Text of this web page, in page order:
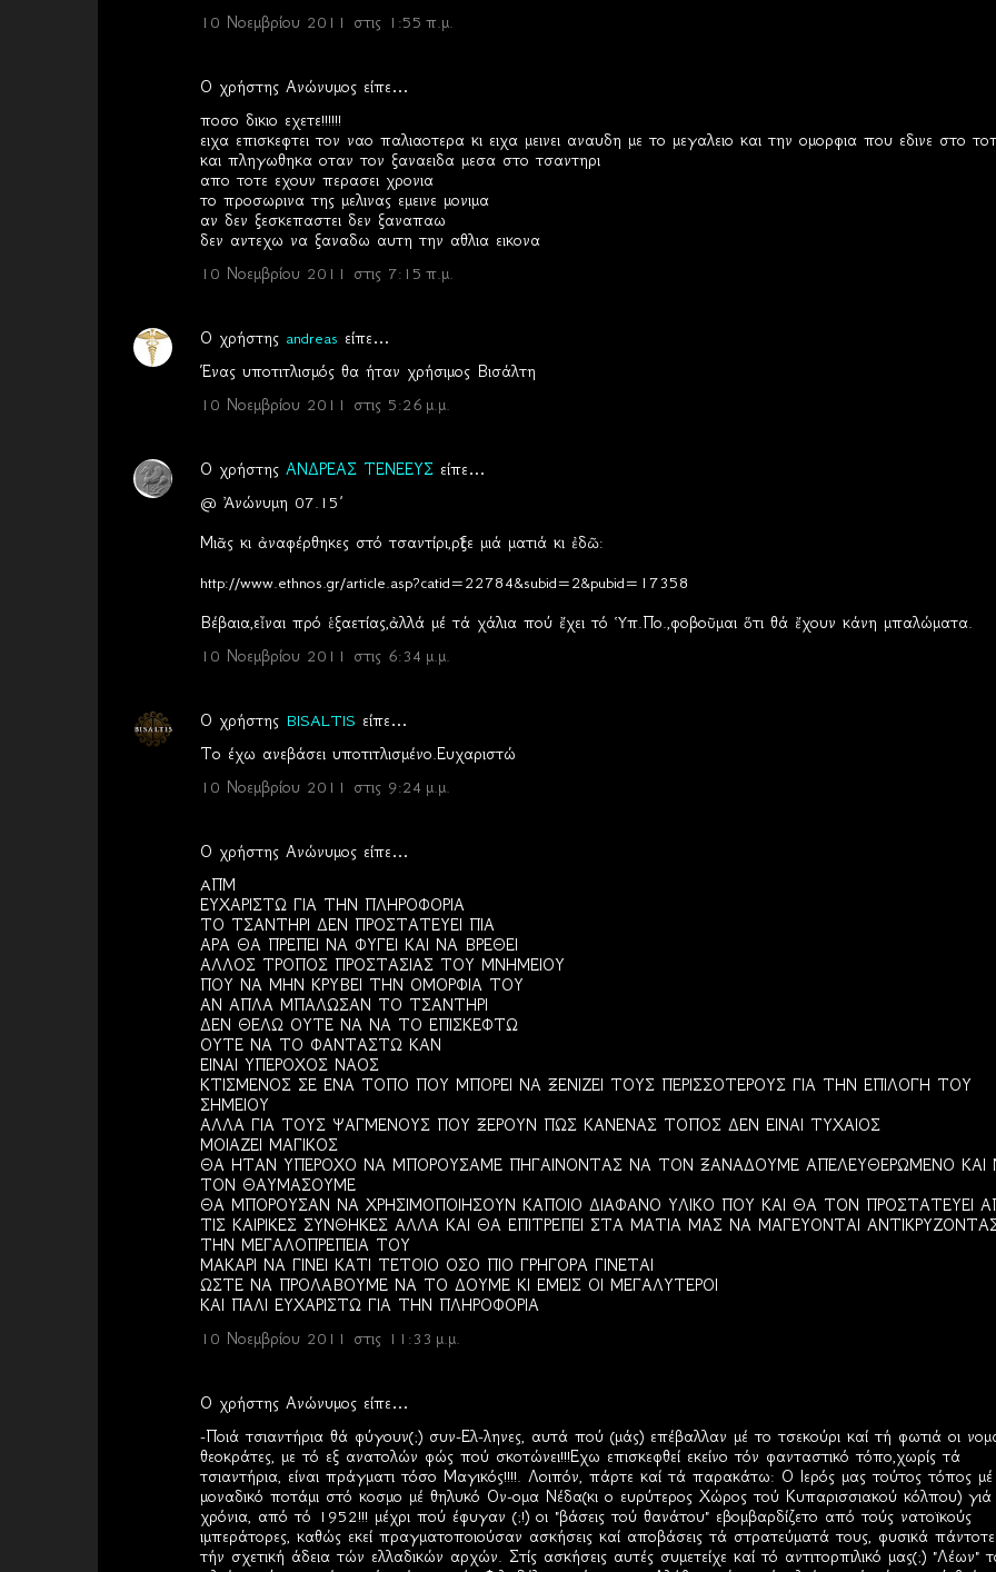
10 Νοεμβρίου 2011 στις 1:55 π.μ.
Ο χρήστης Ανώνυμος είπε…
ποσο δικιο εχετε!!!!!!
ειχα επισκεφτει τον ναο παλιαοτερα κι ειχα μεινει αναυδη με το μεγαλειο και την ομορφια που εδινε στο
και πληγωθηκα οταν τον ξαναειδα μεσα στο τσαντηρι
απο τοτε εχουν περασει χρονια
το προσωρινα της μελινας εμεινε μονιμα
αν δεν ξεσκεπαστει δεν ξαναπαω
δεν αντεχω να ξαναδω αυτη την αθλια εικονα
10 Νοεμβρίου 2011 στις 7:15 π.μ.
Ο χρήστης andreas είπε…
Ένας υποτιτλισμός θα ήταν χρήσιμος Βισάλτη
10 Νοεμβρίου 2011 στις 5:26 μ.μ.
Ο χρήστης ΑΝΔΡΕΑΣ ΤΕΝΕΕΥΣείπε…
@ Ἀνώνυμη 07.15΄
Μιᾶς κι ἀναφέρθηκες στό τσαντίρι,ρῖξε μιά ματιά κι ἐδῶ:
http://www.ethnos.gr/article.asp?catid=22784&subid=2&pubid=17358
Βέβαια,εἶναι πρό ἑξαετίας,ἀλλά μέ τά χάλια πού ἔχει τό Ὑπ.Πο.,φοβοῦμαι ὅτι θά ἔχουν κάνη μπαλώματα.
10 Νοεμβρίου 2011 στις 6:34 μ.μ.
Ο χρήστης BISALTIS είπε…
Το έχω ανεβάσει υποτιτλισμένο.Ευχαριστώ
10 Νοεμβρίου 2011 στις 9:24 μ.μ.
Ο χρήστης Ανώνυμος είπε…
AΠΜ
ΕΥΧΑΡΙΣΤΩ ΓΙΑ ΤΗΝ ΠΛΗΡΟΦΟΡΙΑ
ΤΟ ΤΣΑΝΤΗΡΙ ΔΕΝ ΠΡΟΣΤΑΤΕΥΕΙ ΠΙΑ
ΑΡΑ ΘΑ ΠΡΕΠΕΙ ΝΑ ΦΥΓΕΙ ΚΑΙ ΝΑ ΒΡΕΘΕΙ
ΑΛΛΟΣ ΤΡΟΠΟΣ ΠΡΟΣΤΑΣΙΑΣ ΤΟΥ ΜΝΗΜΕΙΟΥ
ΠΟΥ ΝΑ ΜΗΝ ΚΡΥΒΕΙ ΤΗΝ ΟΜΟΡΦΙΑ ΤΟΥ
ΑΝ ΑΠΛΑ ΜΠΑΛΩΣΑΝ ΤΟ ΤΣΑΝΤΗΡΙ
ΔΕΝ ΘΕΛΩ ΟΥΤΕ ΝΑ ΝΑ ΤΟ ΕΠΙΣΚΕΦΤΩ
ΟΥΤΕ ΝΑ ΤΟ ΦΑΝΤΑΣΤΩ ΚΑΝ
ΕΙΝΑΙ ΥΠΕΡΟΧΟΣ ΝΑΟΣ
ΚΤΙΣΜΕΝΟΣ ΣΕ ΕΝΑ ΤΟΠΟ ΠΟΥ ΜΠΟΡΕΙ ΝΑ ΞΕΝΙΖΕΙ ΤΟΥΣ ΠΕΡΙΣΣΟΤΕΡΟΥΣ ΓΙΑ ΤΗΝ ΕΠΙΛΟΓΗ ΤΟΥ
ΣΗΜΕΙΟΥ
ΑΛΛΑ ΓΙΑ ΤΟΥΣ ΨΑΓΜΕΝΟΥΣ ΠΟΥ ΞΕΡΟΥΝ ΠΩΣ ΚΑΝΕΝΑΣ ΤΟΠΟΣ ΔΕΝ ΕΙΝΑΙ ΤΥΧΑΙΟΣ
ΜΟΙΑΖΕΙ ΜΑΓΙΚΟΣ
ΘΑ ΗΤΑΝ ΥΠΕΡΟΧΟ ΝΑ ΜΠΟΡΟΥΣΑΜΕ ΠΗΓΑΙΝΟΝΤΑΣ ΝΑ ΤΟΝ ΞΑΝΑΔΟΥΜΕ ΑΠΕΛΕΥΘΕΡΩΜΕΝΟ ΚΑΙ
ΤΟΝ ΘΑΥΜΑΣΟΥΜΕ
ΘΑ ΜΠΟΡΟΥΣΑΝ ΝΑ ΧΡΗΣΙΜΟΠΟΙΗΣΟΥΝ ΚΑΠΟΙΟ ΔΙΑΦΑΝΟ ΥΛΙΚΟ ΠΟΥ ΚΑΙ ΘΑ ΤΟΝ ΠΡΟΣΤΑΤΕΥΕΙ
ΤΙΣ ΚΑΙΡΙΚΕΣ ΣΥΝΘΗΚΕΣ ΑΛΛΑ ΚΑΙ ΘΑ ΕΠΙΤΡΕΠΕΙ ΣΤΑ ΜΑΤΙΑ ΜΑΣ ΝΑ ΜΑΓΕΥΟΝΤΑΙ
ΤΗΝ ΜΕΓΑΛΟΠΡΕΠΕΙΑ ΤΟΥ
ΜΑΚΑΡΙ ΝΑ ΓΙΝΕΙ ΚΑΤΙ ΤΕΤΟΙΟ ΟΣΟ ΠΙΟ ΓΡΗΓΟΡΑ ΓΙΝΕΤΑΙ
ΩΣΤΕ ΝΑ ΠΡΟΛΑΒΟΥΜΕ ΝΑ ΤΟ ΔΟΥΜΕ ΚΙ ΕΜΕΙΣ ΟΙ ΜΕΓΑΛΥΤΕΡΟΙ
ΚΑΙ ΠΑΛΙ ΕΥΧΑΡΙΣΤΩ ΓΙΑ ΤΗΝ ΠΛΗΡΟΦΟΡΙΑ
10 Νοεμβρίου 2011 στις 11:33 μ.μ.
Ο χρήστης Ανώνυμος είπε…
-Ποιά τσιαντήρια θά φύγουν(;) συν-Ελ-ληνες, αυτά πού (μάς) επέβαλλαν μέ το τσεκούρι καί τή φωτιά οι
θεοκράτες, με τό εξ ανατολών φώς πού σκοτώνει!!!Εχω επισκεφθεί εκείνο τόν φανταστικό τόπο,χωρίς τά
τσιαντήρια, είναι πράγματι τόσο Μαγικός!!!!. Λοιπόν, πάρτε καί τά παρακάτω: Ο Ιερός μας τούτος τόπος
μοναδικό ποτάμι στό κοσμο μέ θηλυκό Ον-ομα Νέδα(κι ο ευρύτερος Χώρος τού Κυπαρισσιακού κόλπου) γιά
χρόνια, από τό 1952!!! μέχρι πού έφυγαν (;!) οι "βάσεις τού θανάτου" εβομβαρδίζετο από τούς νατοϊκούς
ιμπεράτορες, καθώς εκεί πραγματοποιούσαν ασκήσεις καί αποβάσεις τά στρατεύματά τους, φυσικά πάντοτε
τήν σχετική άδεια τών ελλαδικών αρχών. Στίς ασκήσεις αυτές συμετείχε καί τό αντιτορπιλικό μας(;) "Λέων"